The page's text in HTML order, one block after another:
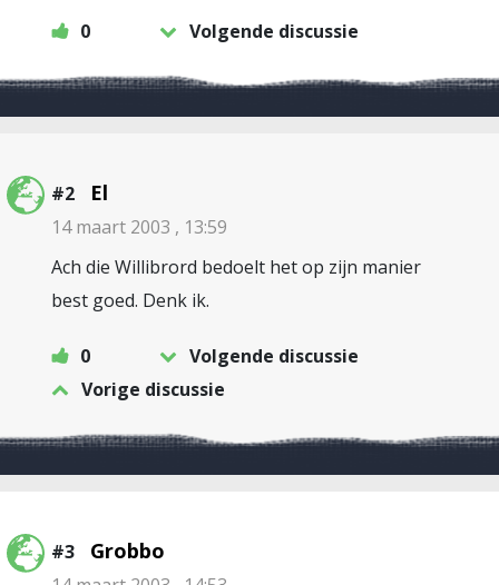
0 Volgende discussie
#2 El
14 maart 2003 , 13:59
Ach die Willibrord bedoelt het op zijn manier
best goed. Denk ik.
0
Volgende discussie
Vorige discussie
#3 Grobbo